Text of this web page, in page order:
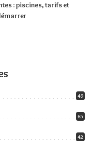
: piscines, tarifs et
49
65
42